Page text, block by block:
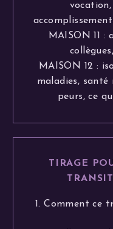
MAISON 11 :
MAISON 12 :
maladies,
peurs, ce
TIRAGE
1. Comment ce